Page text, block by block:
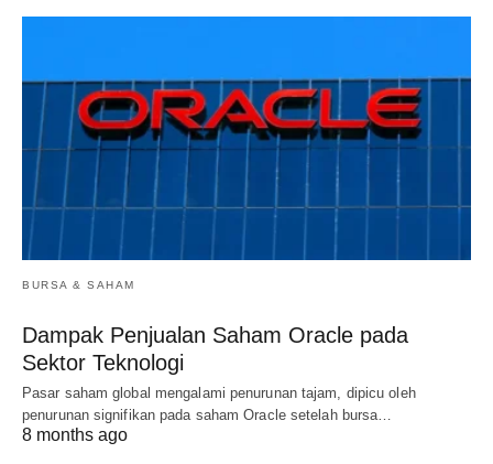
BURSA & SAHAM
Dampak Penjualan Saham Oracle pada
Sektor Teknologi
Pasar saham global mengalami penurunan tajam, dipicu oleh
penurunan signifikan pada saham Oracle setelah bursa…
8 months ago